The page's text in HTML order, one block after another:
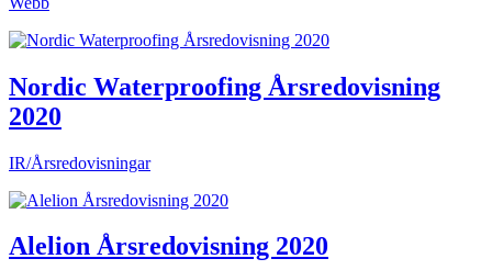
Nordic Waterproofing Årsredovisning
2020
IR/Årsredovisningar
Alelion Årsredovisning 2020